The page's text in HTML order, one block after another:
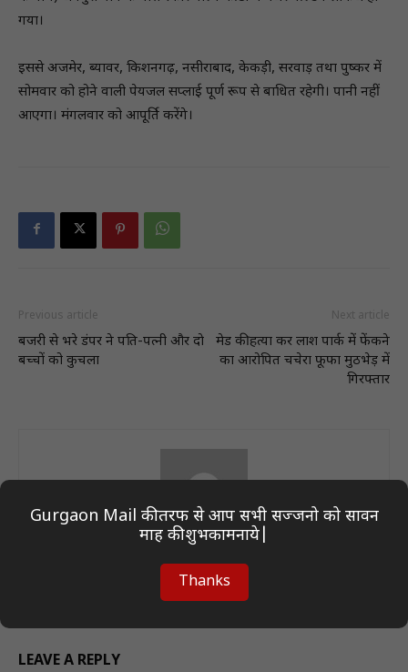
गया।
इससे अजमेर, ब्यावर, किशनगढ़, नसीराबाद, केकड़ी, सरवाड़ तथा पुष्कर में
सोमवार को होने वाली पेयजल सप्लाई पूर्ण रूप से बाधित रहेगी। पानी नहीं
आएगा। मंगलवार को आपूर्ति करेंगे।
Previous article
बजरी से भरे डंपर ने पति-पत्नी और दाे
बच्चों को कुचला
Next article
मेड की हत्या कर लाश पार्क में फेंकने
का आरोपित चचेरा फूफा मुठभेड़ में
गिरफ्तार
Author On Desk
LEAVE A REPLY
Gurgaon Mail की तरफ से आप सभी सज्जनो को सावन
माह की शुभकामनाये|
Thanks